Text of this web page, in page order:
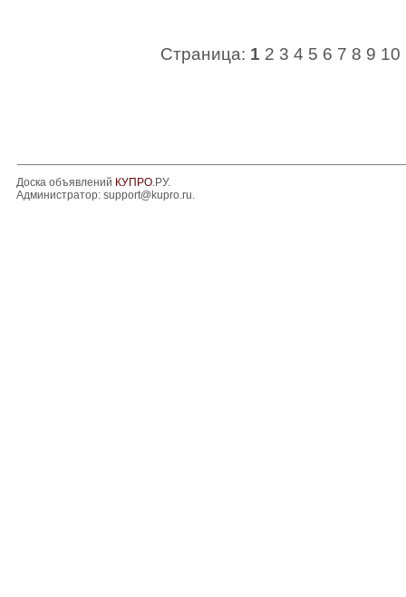
Страница: 1 2 3 4 5 6 7 8 9 10
Доска объявлений КУПРО.РУ.
Администратор: support@kupro.ru.